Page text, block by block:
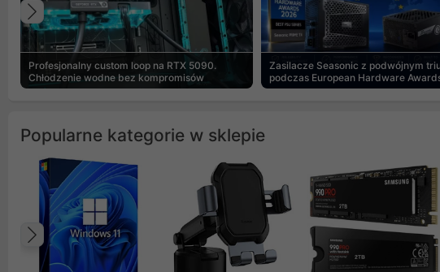
Profesjonalny custom loop na RTX 5090.
Chłodzenie wodne bez kompromisów
Zasilacze Seasonic z podwójnym
podczas European Hardware
Poprzedni
Popularne kategorie w sklepie
Poprzedni